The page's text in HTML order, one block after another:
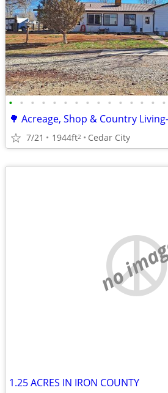
• • • • • • • • • • • • • • •
🌳 Acreage, Shop & Country
7/21 1944ft2 Cedar City
no
1.25 ACRES IN IRON COUNTY